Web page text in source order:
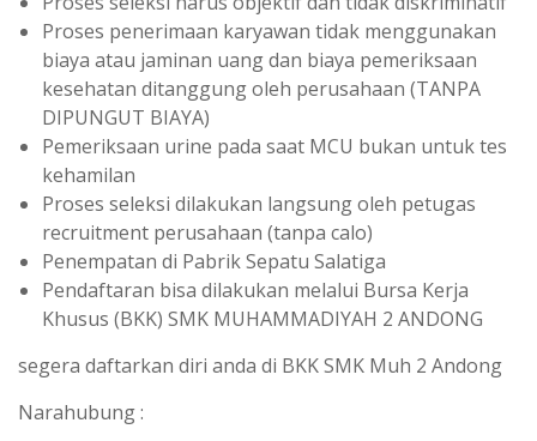
Proses penerimaan karyawan tidak menggunakan
biaya atau jaminan uang dan biaya pemeriksaan
kesehatan ditanggung oleh perusahaan (TANPA
DIPUNGUT BIAYA)
Pemeriksaan urine pada saat MCU bukan untuk tes
kehamilan
Proses seleksi dilakukan langsung oleh petugas
recruitment perusahaan (tanpa calo)
Penempatan di Pabrik Sepatu Salatiga
Pendaftaran bisa dilakukan melalui Bursa Kerja
Khusus (BKK) SMK MUHAMMADIYAH 2 ANDONG
segera daftarkan diri anda di BKK SMK Muh 2 Andong
Narahubung :